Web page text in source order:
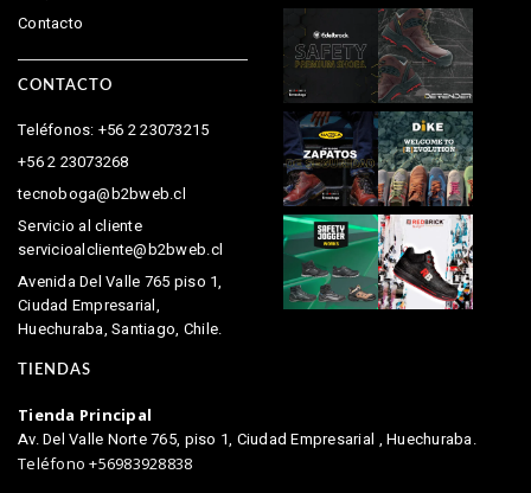
Contacto
CONTACTO
Teléfonos: +56 2 23073215
+56 2 23073268
tecnoboga@b2bweb.cl
Servicio al cliente
servicioalcliente@b2bweb.cl
Avenida Del Valle 765 piso 1,
Ciudad Empresarial,
Huechuraba, Santiago, Chile.
TIENDAS
Tienda Principal
Av. Del Valle Norte 765, piso 1, Ciudad Empresarial , Huechuraba.
Teléfono +56983928838